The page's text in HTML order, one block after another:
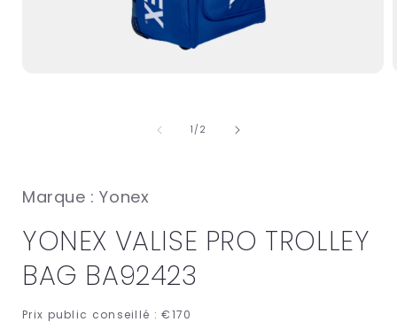
1 /de
2
Marque : Yonex
YONEX VALISE PRO TROLLEY
BAG BA92423
Prix public conseillé : €170